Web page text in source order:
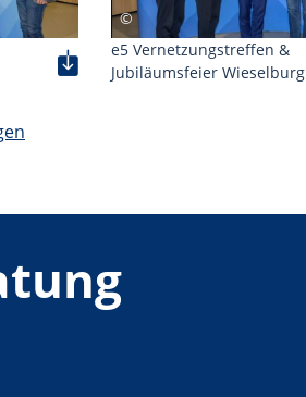
e5 Vernetzungstreffen &
Jubiläumsfeier Wieselburg